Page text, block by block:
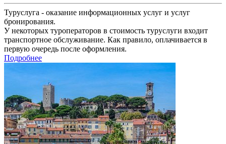
Туруслуга - оказание информационных услуг и услуг
бронирования.
У некоторых туроператоров в стоимость туруслуги входит
транспортное обслуживание. Как правило, оплачивается в
первую очередь после оформления.
Подробнее